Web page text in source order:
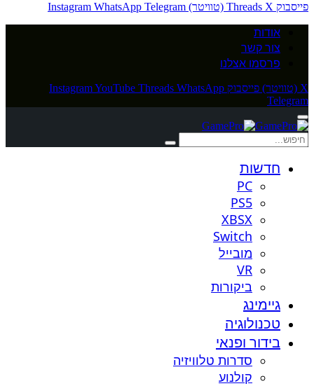
פייסבוק
Threads X (טוויטר) Instagram WhatsApp Telegram
אודות
צור קשר
פרסמו אצלנו
X (טוויטר) פייסבוק InstagramYouTube Threads WhatsApp
Telegram
חדשות
PC
PS5
XBSX
Switch
מובייל
VR
ביקורות
גיימינג
טכנולוגיה
בידור ופנאי
סדרות טלוויזיה
קולנוע